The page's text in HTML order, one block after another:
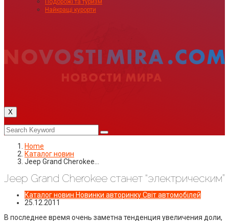
Подорожі та туризм
Найкращі курорти
X
Home
Каталог новин
Jeep Grand Cherokee…
Jeep Grand Cherokee станет “электрическим”
Каталог новин Новинки авторинкуСвіт автомобілей
25.12.2011
В последнее время очень заметна тенденция увеличения доли,